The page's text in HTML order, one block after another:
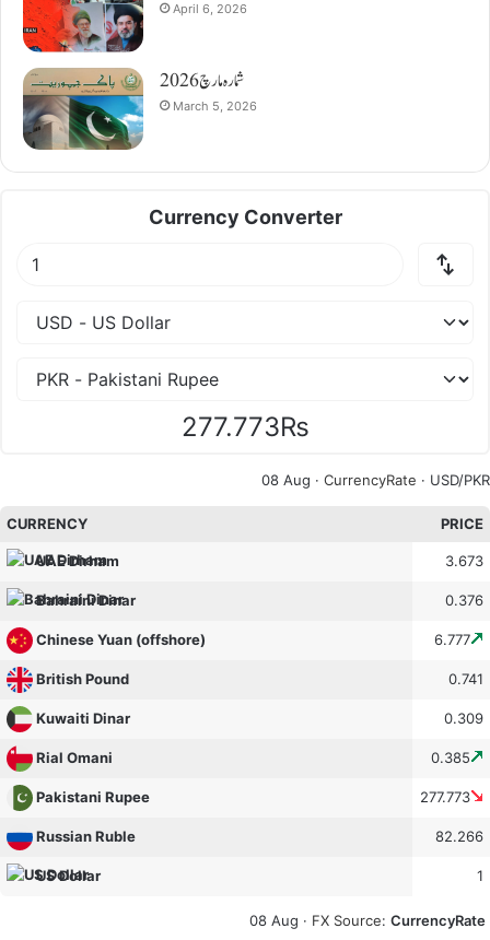
April 6, 2026
شمارہ مارچ 2026
March 5, 2026
Currency Converter
277.773₨
08 Aug · CurrencyRate · USD/PKR
CURRENCY PRICE
UAE Dirham 3.673
Bahraini Dinar 0.376
Chinese Yuan (offshore) 6.777
British Pound 0.741
Kuwaiti Dinar 0.309
Rial Omani 0.385
Pakistani Rupee 277.773
Russian Ruble 82.266
US Dollar 1
08 Aug · FX Source: CurrencyRate